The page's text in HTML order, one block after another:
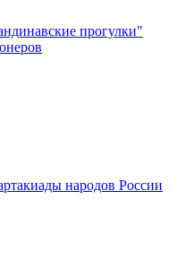
прогулки"
народов России